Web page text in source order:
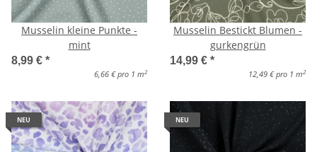
Musselin kleine Punkte -
mint
8,99 € *
6,66 € pro 1 m 2
Musselin Bestickt Blumen -
gurkengrün
14,99 € *
12,49 € pro 1 m 2
NEU NEU